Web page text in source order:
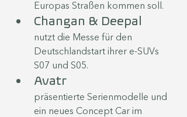
Europas Straßen kommen soll.
Changan & Deepal
nutzt die Messe für den
Deutschlandstart ihrer e-SUVs
S07 und S05.
Avatr
präsentierte Serienmodelle und
ein neues Concept Car im